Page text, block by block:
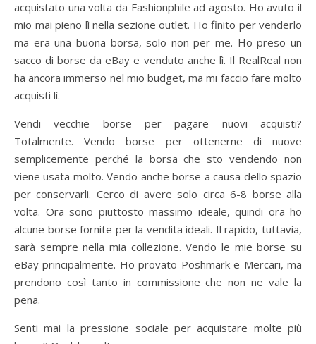
acquistato una volta da Fashionphile ad agosto. Ho avuto il
mio mai pieno lì nella sezione outlet. Ho finito per venderlo
ma era una buona borsa, solo non per me. Ho preso un
sacco di borse da eBay e venduto anche lì. Il RealReal non
ha ancora immerso nel mio budget, ma mi faccio fare molto
acquisti lì.
Vendi vecchie borse per pagare nuovi acquisti?
Totalmente. Vendo borse per ottenerne di nuove
semplicemente perché la borsa che sto vendendo non
viene usata molto. Vendo anche borse a causa dello spazio
per conservarli. Cerco di avere solo circa 6-8 borse alla
volta. Ora sono piuttosto massimo ideale, quindi ora ho
alcune borse fornite per la vendita ideali. Il rapido, tuttavia,
sarà sempre nella mia collezione. Vendo le mie borse su
eBay principalmente. Ho provato Poshmark e Mercari, ma
prendono così tanto in commissione che non ne vale la
pena.
Senti mai la pressione sociale per acquistare molte più